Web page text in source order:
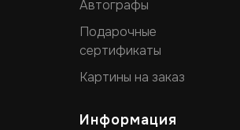
Автографы
Подарочные
сертификаты
Картины на заказ
Информация